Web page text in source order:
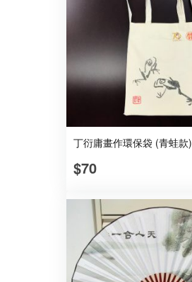
丁衍庸畫作環保袋 (青蛙款)
$70